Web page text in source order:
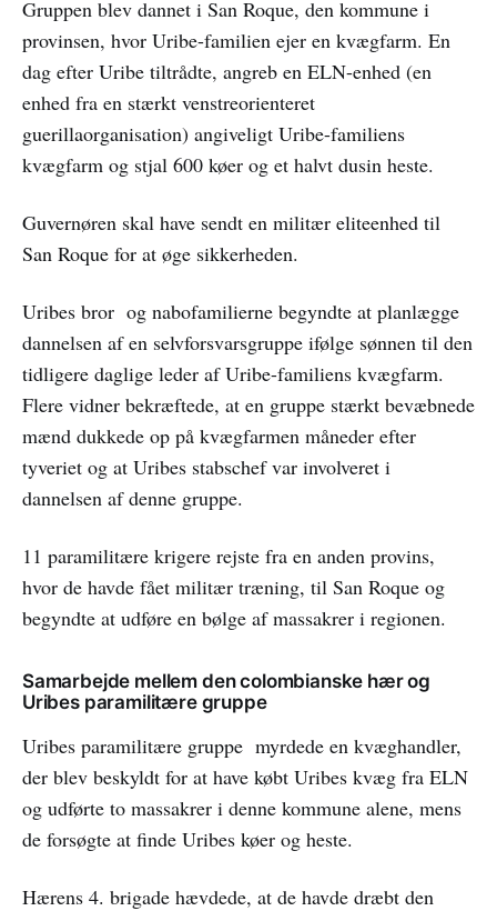
Gruppen blev dannet i San Roque, den kommune i
provinsen, hvor Uribe-familien ejer en kvægfarm. En
dag efter Uribe tiltrådte, angreb en ELN-enhed (en
enhed fra en stærkt venstreorienteret
guerillaorganisation) angiveligt Uribe-familiens
kvægfarm og stjal 600 køer og et halvt dusin heste.
Guvernøren skal have sendt en militær eliteenhed til
San Roque for at øge sikkerheden.
Uribes bror og nabofamilierne begyndte at planlægge
dannelsen af en selvforsvarsgruppe ifølge sønnen til den
tidligere daglige leder af Uribe-familiens kvægfarm.
Flere vidner bekræftede, at en gruppe stærkt bevæbnede
mænd dukkede op på kvægfarmen måneder efter
tyveriet og at Uribes stabschef var involveret i
dannelsen af denne gruppe.
11 paramilitære krigere rejste fra en anden provins,
hvor de havde fået militær træning, til San Roque og
begyndte at udføre en bølge af massakrer i regionen.
Samarbejde mellem den colombianske hær og
Uribes paramilitære gruppe
Uribes paramilitære gruppe myrdede en kvæghandler,
der blev beskyldt for at have købt Uribes kvæg fra ELN
og udførte to massakrer i denne kommune alene, mens
de forsøgte at finde Uribes køer og heste.
Hærens 4. brigade hævdede, at de havde dræbt den